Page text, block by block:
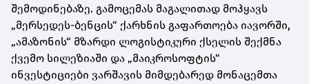
შემოდინებაზე. გამოცემას მაგალითად მოჰყავს
„მერსედეს-ბენცის“ ქარხნის გაფართოება იავორში,
„ამაზონის“ მზარდი ლოგისტიკური ქსელის შექმნა
ქვემო სილეზიაში და „მაიკროსოფტის“
ინვესტიციები ვარშავის მიმდებარედ მონაცემთა